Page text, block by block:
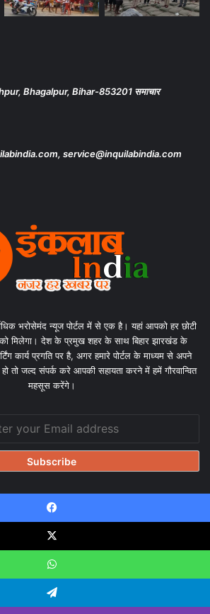
Bhagalpur, Bihar-853201 समाचार
service@inquilabindia.com
भरोसेमंद न्यूज पोर्टल में से एक है। यहां आपको हर छोटी
मिलेगा। देश के प्रमुख शहर के साथ बिहार झारखंड के
कार्य प्रगति पर है, अगर हमारे पोर्टल के माध्यम से अपने
हो तो जल्द संपर्क करे आपकी सहायता करने में हमें गौरवान्वित
महसूस करेंगे।
Rights Reserved |
Design & Developed
by Tanmayisoft
Blog
Contact Us